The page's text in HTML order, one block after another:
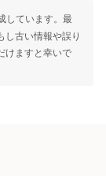
しています。最
し古い情報や誤り
けますと幸いで